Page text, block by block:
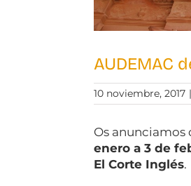
AUDEMAC
10 noviembre, 2017 |
Os anunciamos
enero a 3 de
El Corte Inglés.